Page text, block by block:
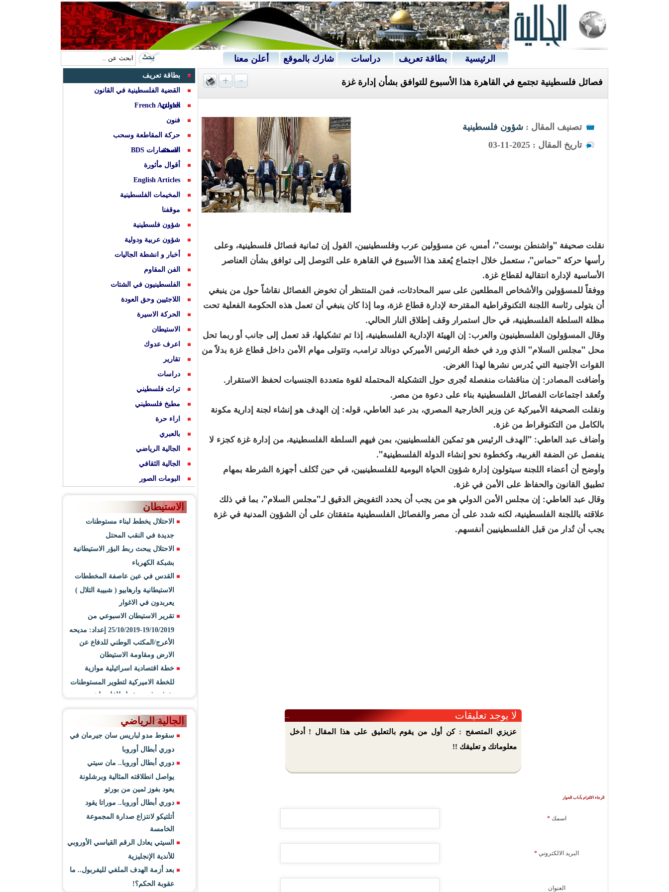
الرئيسية بطاقة تعريف دراسات شارك بالموقع أعلن معنا
فصائل فلسطينية تجتمع في القاهرة هذا الأسبوع للتوافق بشأن إدارة غزة
تصنيف المقال : شؤون فلسطينية
تاريخ المقال : 2025-11-03
نقلت صحيفة "واشنطن بوست"، أمس، عن مسؤولين عرب وفلسطينيين، القول إن ثمانية فصائل فلسطينية، وعلى
رأسها حركة "حماس"، ستعمل خلال اجتماع يُعقد هذا الأسبوع في القاهرة على التوصل إلى توافق بشأن العناصر
الأساسية لإدارة انتقالية لقطاع غزة.
ووفقاً للمسؤولين والأشخاص المطلعين على سير المحادثات، فمن المنتظر أن تخوض الفصائل نقاشاً حول من ينبغي
أن يتولى رئاسة اللجنة التكنوقراطية المقترحة لإدارة قطاع غزة، وما إذا كان ينبغي أن تعمل هذه الحكومة الفعلية تحت
مظلة السلطة الفلسطينية، في حال استمرار وقف إطلاق النار الحالي.
وقال المسؤولون الفلسطينيون والعرب: إن الهيئة الإدارية الفلسطينية، إذا تم تشكيلها، قد تعمل إلى جانب أو ربما تحل
محل "مجلس السلام" الذي ورد في خطة الرئيس الأميركي دونالد ترامب، وتتولى مهام الأمن داخل قطاع غزة بدلاً من
القوات الأجنبية التي يُدرس نشرها لهذا الغرض.
وأضافت المصادر: إن مناقشات منفصلة تُجرى حول التشكيلة المحتملة لقوة متعددة الجنسيات لحفظ الاستقرار.
وتُعقد اجتماعات الفصائل الفلسطينية بناء على دعوة من مصر.
ونقلت الصحيفة الأميركية عن وزير الخارجية المصري، بدر عبد العاطي، قوله: إن الهدف هو إنشاء لجنة إدارية مكونة
بالكامل من التكنوقراط من غزة.
وأضاف عبد العاطي: "الهدف الرئيس هو تمكين الفلسطينيين، بمن فيهم السلطة الفلسطينية، من إدارة غزة كجزء لا
ينفصل عن الضفة الغربية، وكخطوة نحو إنشاء الدولة الفلسطينية".
وأوضح أن أعضاء اللجنة سيتولون إدارة شؤون الحياة اليومية للفلسطينيين، في حين تُكلف أجهزة الشرطة بمهام
تطبيق القانون والحفاظ على الأمن في غزة.
وقال عبد العاطي: إن مجلس الأمن الدولي هو من يجب أن يحدد التفويض الدقيق لـ"مجلس السلام"، بما في ذلك
علاقته باللجنة الفلسطينية، لكنه شدد على أن مصر والفصائل الفلسطينية متفقتان على أن الشؤون المدنية في غزة
يجب أن تُدار من قبل الفلسطينيين أنفسهم.
لا يوجد تعليقات ...
عزيزي المتصفح : كن أول من يقوم بالتعليق على هذا المقال ! أدخل
معلوماتك و تعليقك !!
الرجاء الالتزام بآداب الحوار
اسمك*
البريد الالكتروني *
العنوان
بطاقة تعريف
القضية الفلسطينية في القانون
الدولي
French Articles
فنون
حركة المقاطعة وسحب
الاستثمارات BDS
الصحة
أقوال مأثورة
English Articles
المخيمات الفلسطينية
موقفنا
شؤون فلسطينية
شؤون عربية ودولية
أخبار و انشطة الجاليات
الفن المقاوم
الفلسطينيون في الشتات
اللاجئيين وحق العودة
الحركة الاسيرة
الاستيطان
اعرف عدوك
تقارير
دراسات
تراث فلسطيني
مطبخ فلسطيني
اراء حرة
بالعبري
الجالية الرياضي
الجالية الثقافي
البومات الصور
الاستيطان
الاحتلال يخطط لبناء مستوطنات
جديدة في النقب المحتل
الاحتلال يبحث ربط البؤر الاستيطانية
بشبكة الكهرباء
القدس في عين عاصفة المخططات
الاستيطانية وارهابيو ( شبيبة التلال )
يعربدون في الاغوار
تقرير الاستيطان الاسبوعي من
19/10/2019-25/10/2019 إعداد: مديحه
الأعرج/المكتب الوطني للدفاع عن
الارض ومقاومة الاستيطان
خطة اقتصادية اسرائيلية موازية
للخطة الاميركية لتطوير المستوطنات
وتوفير فرص عمل للفلسطينيين
الجالية الرياضي
سقوط مدو لباريس سان جيرمان في
دوري أبطال أوروبا
دوري أبطال أوروبا.. مان سيتي
يواصل انطلاقته المثالية وبرشلونة
يعود بفوز ثمين من بورتو
دوري أبطال أوروبا.. موراتا يقود
أتلتيكو لانتزاع صدارة المجموعة
الخامسة
السيتي يعادل الرقم القياسي الأوروبي
للأندية الإنجليزية
بعد أزمة الهدف الملغي لليفربول.. ما
عقوبة الحكم؟!